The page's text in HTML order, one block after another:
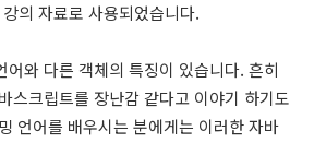
의 자료로 사용되었습니다.
어와 다른 객체의 특징이 있습니다. 흔히
스크립트를 장난감 같다고 이야기 하기도
언어를 배우시는 분에게는 이러한 자바